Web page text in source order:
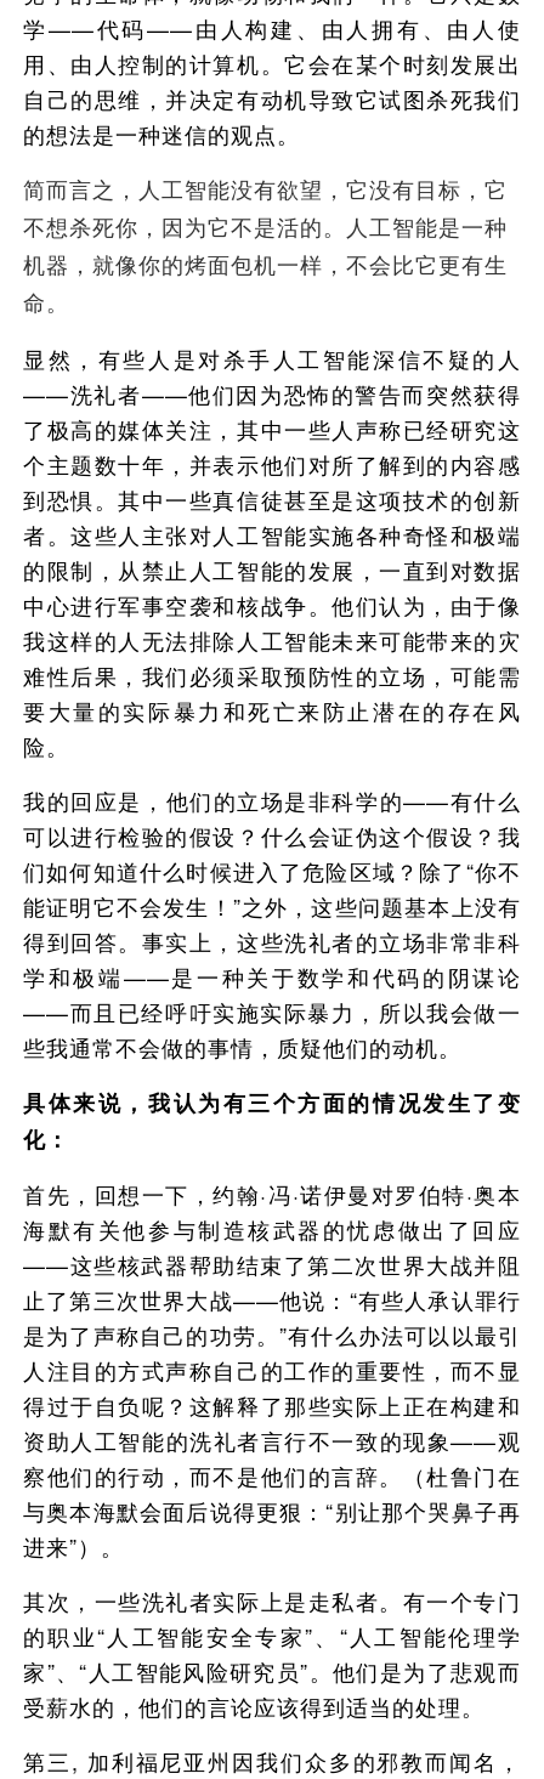
学——代码——由人构建、由人拥有、由人使
用、由人控制的计算机。它会在某个时刻发展出
自己的思维，并决定有动机导致它试图杀死我们
的想法是一种迷信的观点。
简而言之，人工智能没有欲望，它没有目标，它
不想杀死你，因为它不是活的。人工智能是一种
机器，就像你的烤面包机一样，不会比它更有生
命。
显然，有些人是对杀手人工智能深信不疑的人
——洗礼者——他们因为恐怖的警告而突然获得
了极高的媒体关注，其中一些人声称已经研究这
个主题数十年，并表示他们对所了解到的内容感
到恐惧。其中一些真信徒甚至是这项技术的创新
者。这些人主张对人工智能实施各种奇怪和极端
的限制，从禁止人工智能的发展，一直到对数据
中心进行军事空袭和核战争。他们认为，由于像
我这样的人无法排除人工智能未来可能带来的灾
难性后果，我们必须采取预防性的立场，可能需
要大量的实际暴力和死亡来防止潜在的存在风
险。
我的回应是，他们的立场是非科学的——有什么
可以进行检验的假设？什么会证伪这个假设？我
们如何知道什么时候进入了危险区域？除了“你不
能证明它不会发生！”之外，这些问题基本上没有
得到回答。事实上，这些洗礼者的立场非常非科
学和极端——是一种关于数学和代码的阴谋论
——而且已经呼吁实施实际暴力，所以我会做一
些我通常不会做的事情，质疑他们的动机。
具体来说，我认为有三个方面的情况发生了变
化：
首先，回想一下，约翰·冯·诺伊曼对罗伯特·奥本
海默有关他参与制造核武器的忧虑做出了回应
——这些核武器帮助结束了第二次世界大战并阻
止了第三次世界大战——他说：“有些人承认罪行
是为了声称自己的功劳。”有什么办法可以以最引
人注目的方式声称自己的工作的重要性，而不显
得过于自负呢？这解释了那些实际上正在构建和
资助人工智能的洗礼者言行不一致的现象——观
察他们的行动，而不是他们的言辞。（杜鲁门在
与奥本海默会面后说得更狠：“别让那个哭鼻子再
进来”）。
其次，一些洗礼者实际上是走私者。有一个专门
的职业“人工智能安全专家”、“人工智能伦理学
家”、“人工智能风险研究员”。他们是为了悲观而
受薪水的，他们的言论应该得到适当的处理。
第三, 加利福尼亚州因我们众多的邪教而闻名，